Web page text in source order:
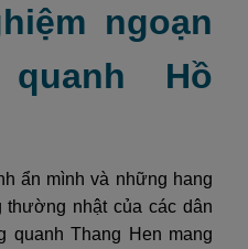
ngoạn
Hồ
ẩn mình và những hang
thường nhật của các dân
quanh Thang Hen mang